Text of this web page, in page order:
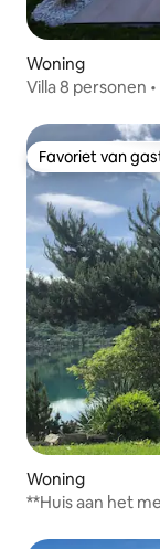
Woning
Villa 8 personen
Favoriet van
Favoriet van
Woning
**Huis aan het